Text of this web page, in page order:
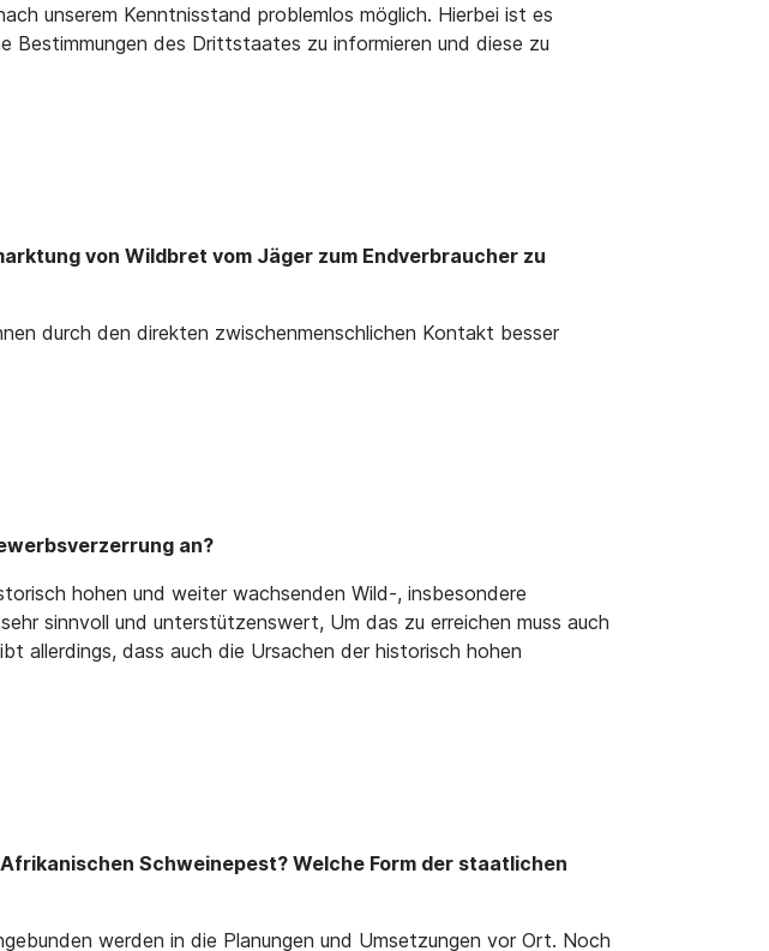
unserem Kenntnisstand problemlos möglich. Hierbei ist es
des Drittstaates zu informieren und diese zu
von Wildbret vom Jäger zum Endverbraucher zu
durch den direkten zwischenmenschlichen Kontakt besser
an?
hohen und weiter wachsenden Wild-, insbesondere
sinnvoll und unterstützenswert, Um das zu erreichen muss auch
allerdings, dass auch die Ursachen der historisch hohen
Schweinepest? Welche Form der staatlichen
werden in die Planungen und Umsetzungen vor Ort. Noch